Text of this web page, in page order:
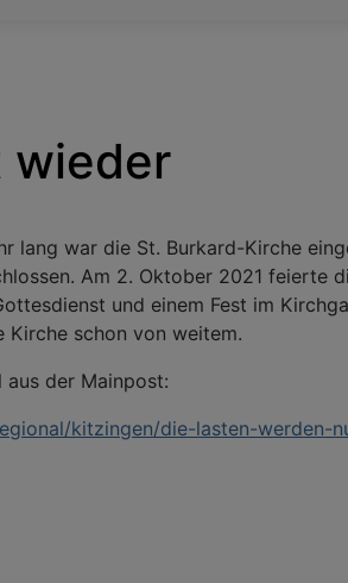
wieder
lang war die St. Burkard-Kirche
Am 2. Oktober 2021 feierte
und einem Fest im
Kirche schon von weitem.
aus der Mainpost:
kitzingen/die-lasten-werden-